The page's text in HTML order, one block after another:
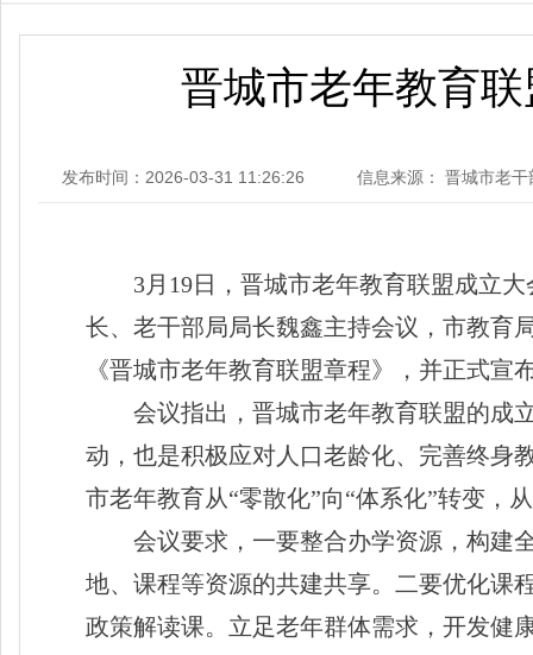
晋城市老年教育
发布时间：2026-03-31 11:26:26 信息来源： 晋城市老干
3月19日，晋城市老年教育联盟成立
长、老干部局局长魏鑫主持会议，市教育
《晋城市老年教育联盟章程》，并正式宣
会议指出，晋城市老年教育联盟的成
动，也是积极应对人口老龄化、完善终身
市老年教育从“零散化”向“体系化”转变，
会议要求，一要整合办学资源，构建
地、课程等资源的共建共享。二要优化课
政策解读课。立足老年群体需求，开发健